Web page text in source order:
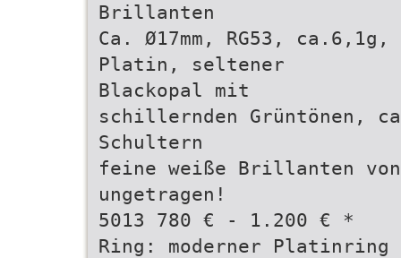
Brillanten
Ca. Ø17mm, RG53, ca.6,1g,
Platin, seltener
Blackopal mit
schillernden Grüntönen,
Schultern
feine weiße Brillanten von
ungetragen!
5013 780 € - 1.200 € *
Ring: moderner